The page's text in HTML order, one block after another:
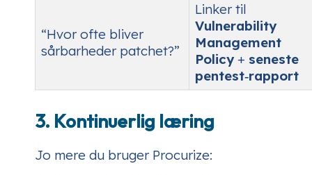
“Hvor ofte bliver
sårbarheder patchet?”
Linker til
Vulnerability
Management
Policy+ seneste
pentest‑rapport
3. Kontinuerlig læring
Jo mere du bruger Procurize: